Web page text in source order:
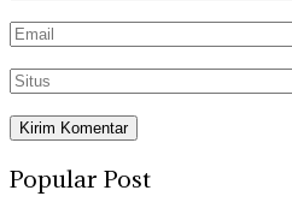
Popular Post